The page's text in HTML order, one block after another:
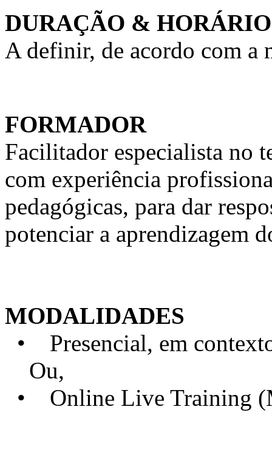
DURAÇÃO & HORÁRIO
A definir, de acordo com a
FORMADOR
Facilitador especialista no
com experiência
pedagógicas, para dar
potenciar a aprendizagem
MODALIDADES
• Presencial, em
Ou,
• Online Live Training